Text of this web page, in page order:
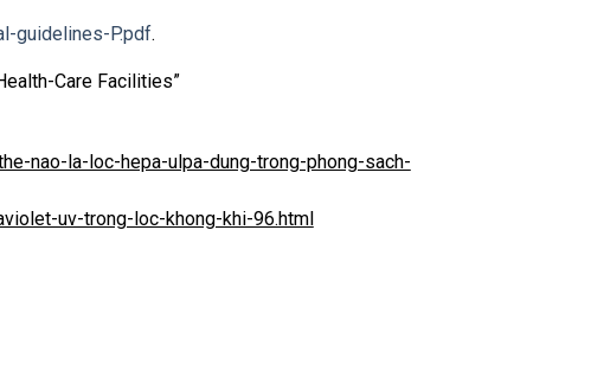
guidelines-P.pdf.
Care Facilities”
nao-la-loc-hepa-ulpa-dung-trong-phong-sach-
uv-trong-loc-khong-khi-96.html